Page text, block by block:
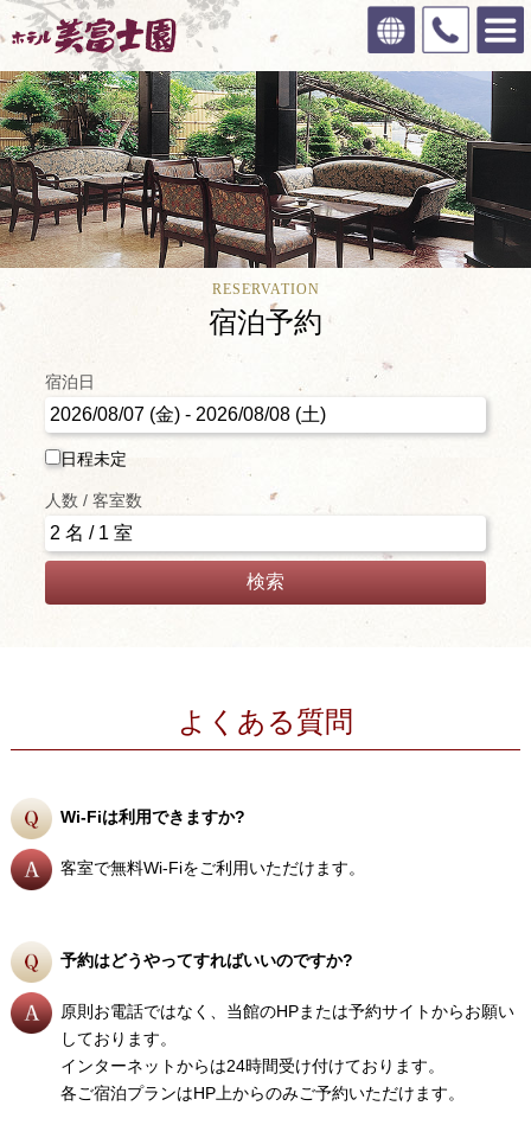
RESERVATION
宿泊予約
宿泊日
日程未定
人数 / 客室数
検索
よくある質問
Wi-Fiは利用できますか?
客室で無料Wi-Fiをご利用いただけます。
予約はどうやってすればいいのですか?
原則お電話ではなく、当館のHPまたは予約サイトからお願い
しております。
インターネットからは24時間受け付けております。
各ご宿泊プランはHP上からのみご予約いただけます。